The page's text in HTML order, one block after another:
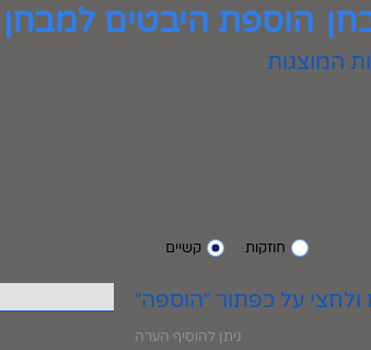
הוספת היבטים למבחן
חוזקות קשיים